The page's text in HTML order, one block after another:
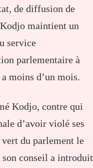
de diffusion de
maintient un
service
parlementaire à
moins d’un mois.
Kodjo, contre qui
d’avoir violé ses
du parlement le
conseil a introduit